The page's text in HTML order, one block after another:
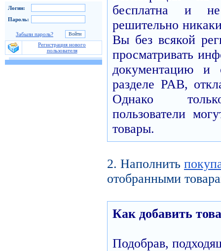
Логин:
Пароль:
Забыли пароль?
Регистрация нового
пользователя
бесплатна и
решительно
Вы без всякой
просматривать
документацию и
разделе PAB,
Однако
пользователи
товары.
2. Наполнить
отобранными
Как добавить
Подобрав,